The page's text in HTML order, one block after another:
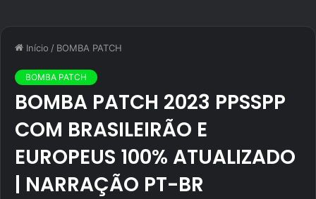
Início / BOMBA PATCH
BOMBA PATCH
BOMBA PATCH 2023 PPSSPP
COM BRASILEIRÃO E
EUROPEUS 100% ATUALIZADO
| NARRAÇÃO PT-BR